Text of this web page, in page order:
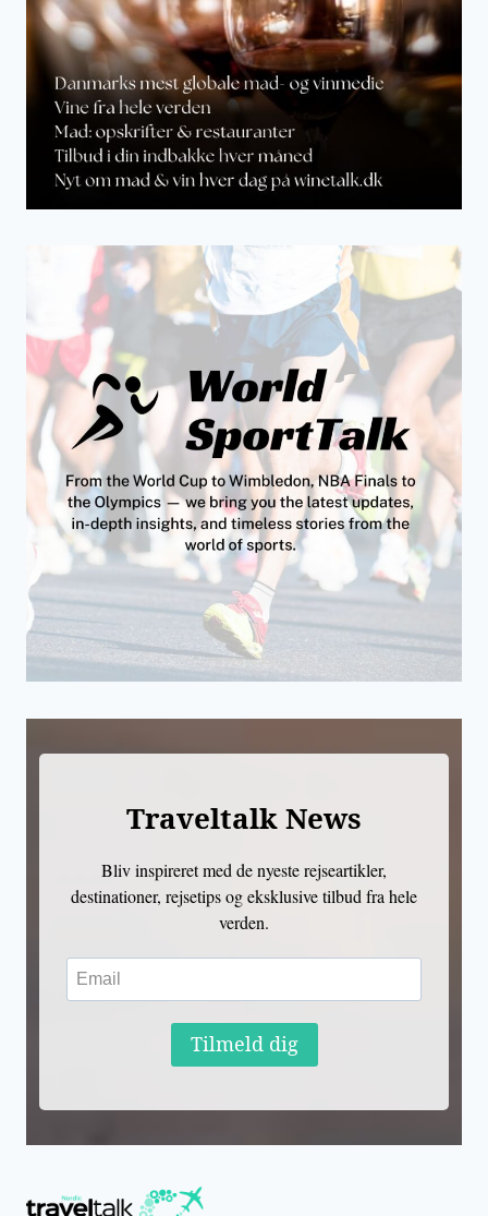
Traveltalk News
Bliv inspireret med de nyeste rejseartikler,
destinationer, rejsetips og eksklusive tilbud fra hele
verden.
Tilmeld dig